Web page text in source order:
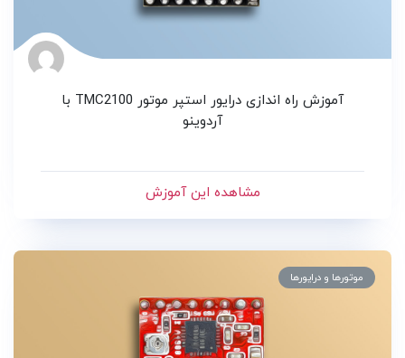
آموزش راه اندازی درایور استپر موتور TMC2100 با
آردوینو
مشاهده این آموزش
موتورها و درایورها